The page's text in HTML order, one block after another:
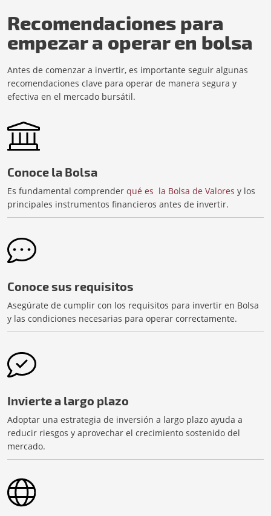
Recomendaciones para
empezar a operar en bolsa
Antes de comenzar a invertir, es importante seguir algunas
recomendaciones clave para operar de manera segura y
efectiva en el mercado bursátil.
Conoce la Bolsa
Es fundamental comprender qué es la Bolsa de Valores y los
principales instrumentos financieros antes de invertir.
Conoce sus requisitos
Asegúrate de cumplir con los requisitos para invertir en Bolsa
y las condiciones necesarias para operar correctamente.
Invierte a largo plazo
Adoptar una estrategia de inversión a largo plazo ayuda a
reducir riesgos y aprovechar el crecimiento sostenido del
mercado.